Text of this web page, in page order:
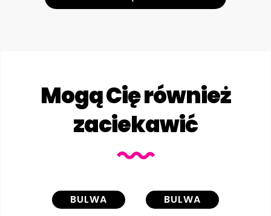
Mogą Cię również
zaciekawić
BULWA BULWA